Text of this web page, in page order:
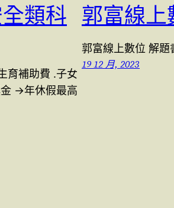
類科
育補助費 .子女
→年休假最高
郭富線上
郭富線上數位 解題
19 12 月, 2023